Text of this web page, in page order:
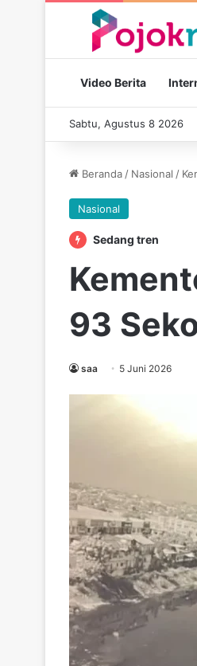
Video Berita
Sabtu, Agustus 8 2026
Beranda / Nasional /
Nasional
Sedang tren
93
saa 5 Juni 2026